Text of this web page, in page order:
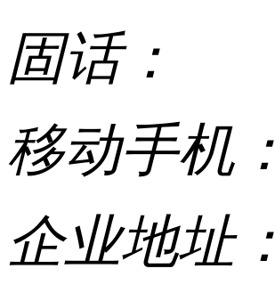
固话：
移动手机：
企业地址：